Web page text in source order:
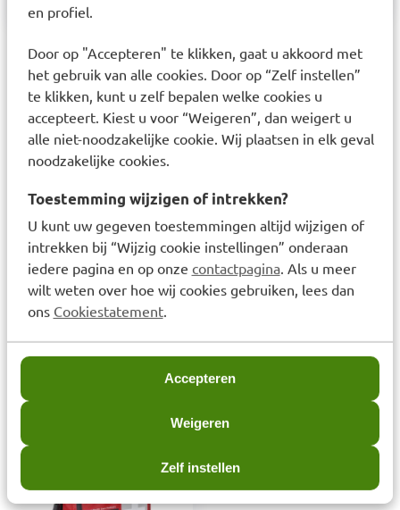
en profiel.
Door op "Accepteren" te klikken, gaat u akkoord met
het gebruik van alle cookies. Door op “Zelf instellen”
te klikken, kunt u zelf bepalen welke cookies u
accepteert. Kiest u voor “Weigeren”, dan weigert u
alle niet-noodzakelijke cookie. Wij plaatsen in elk geval
noodzakelijke cookies.
Toestemming wijzigen of intrekken?
U kunt uw gegeven toestemmingen altijd wijzigen of
intrekken bij “Wijzig cookie instellingen” onderaan
iedere pagina en op onze contactpagina. Als u meer
wilt weten over hoe wij cookies gebruiken, lees dan
ons Cookiestatement.
Accepteren
Weigeren
Zelf instellen
Aanbevolen artikelen voor
Care Plus First Aid Kit Family
Betadine Povidonjood
30ml
Voor dit product geldt
één werkdag extra
levertijd
Prijs: € 6,99
€6,99
Prijs: € 3,69
€3,69
Laatst bekeken items